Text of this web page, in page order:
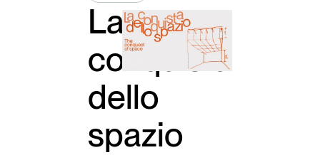
La
conquista
dello
spazio